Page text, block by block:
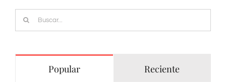
Buscar:
Popular Reciente